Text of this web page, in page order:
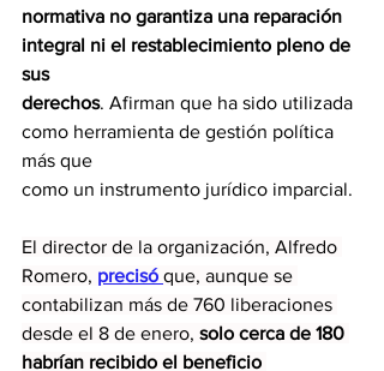
normativa no garantiza una reparación
integral ni el restablecimiento pleno de
sus
derechos. Afirman que ha sido utilizada
como herramienta de gestión política
más que
como un instrumento jurídico imparcial.
El director de la organización, Alfredo
Romero, precisó que, aunque se
contabilizan más de 760 liberaciones
desde el 8 de enero, solo cerca de 180
habrían recibido el beneficio